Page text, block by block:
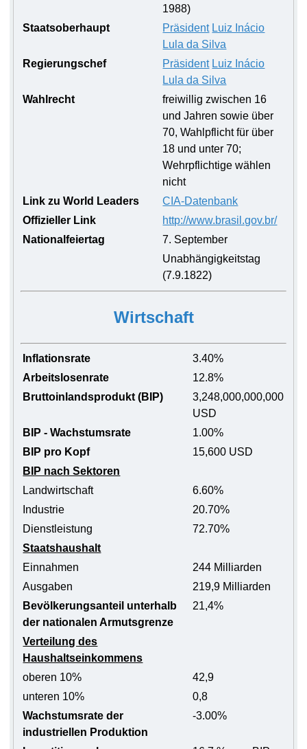
1988)
Staatsoberhaupt
Präsident Luiz Inácio
Lula da Silva
Regierungschef
Präsident Luiz Inácio
Lula da Silva
Wahlrecht
freiwillig zwischen 16
und Jahren sowie über
70, Wahlpflicht für über
18 und unter 70;
Wehrpflichtige wählen
nicht
Link zu World Leaders
CIA-Datenbank
Offizieller Link
http://www.brasil.gov.br/
Nationalfeiertag
7. September
Unabhängigkeitstag
(7.9.1822)
Wirtschaft
Inflationsrate
3.40%
Arbeitslosenrate
12.8%
Bruttoinlandsprodukt (BIP)
3,248,000,000,000
USD
BIP - Wachstumsrate
1.00%
BIP pro Kopf
15,600 USD
BIP nach Sektoren
Landwirtschaft
6.60%
Industrie
20.70%
Dienstleistung
72.70%
Staatshaushalt
Einnahmen
244 Milliarden
Ausgaben
219,9 Milliarden
Bevölkerungsanteil unterhalb
der nationalen Armutsgrenze
21,4%
Verteilung des
Haushaltseinkommens
oberen 10%
42,9
unteren 10%
0,8
Wachstumsrate der
industriellen Produktion
-3.00%